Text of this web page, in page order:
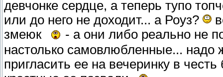
девчонке сердце, а теперь тупо
или до него не доходит... а Роуз?
змеюк
- а они либо реально не
настолько самовлюбленные... надо
пригласить ее на вечеринку в